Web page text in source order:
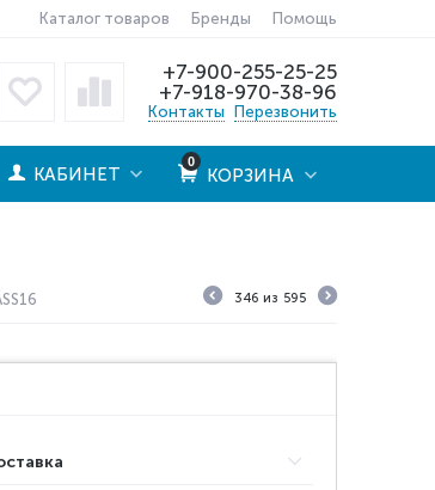
Каталог товаров Бренды Помощь
+7-900-255-25-25
+7-918-970-38-96
Контакты Перезвонить
0
КОРЗИНА
КАБИНЕТ
346 из 595